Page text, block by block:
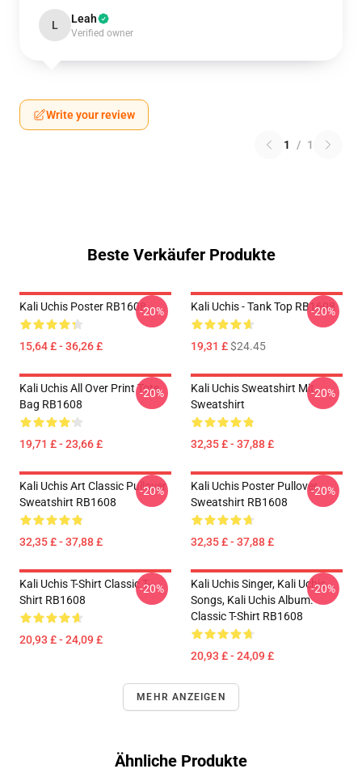
L Leah
Verified owner
Write your review
1 / 1
Beste Verkäufer Produkte
Kali Uchis Poster RB1608
15,64 £ - 36,26 £
-20% Kali Uchis - Tank Top RB1608
19,31 £$24.45
-20%
Kali Uchis All Over Print Tote
Bag RB1608
19,71 £ - 23,66 £
-20%
Kali Uchis Sweatshirt Mit
Sweatshirt
32,35 £ - 37,88 £
-20%
Kali Uchis Art Classic Pullover
Sweatshirt RB1608
32,35 £ - 37,88 £
-20%
Kali Uchis Poster Pullover
Sweatshirt RB1608
32,35 £ - 37,88 £
-20%
Kali Uchis T-Shirt Classic T-
Shirt RB1608
20,93 £ - 24,09 £
-20%
Kali Uchis Singer, Kali Uchis
Songs, Kali Uchis Album.
Classic T-Shirt RB1608
20,93 £ - 24,09 £
-20%
MEHR ANZEIGEN
Ähnliche Produkte